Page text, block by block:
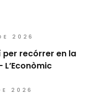
2026
per recórrer en la
2026